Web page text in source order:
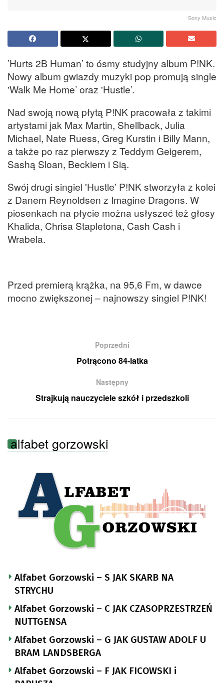
Sony Music
’Hurts 2B Human’ to ósmy studyjny album P!NK.
Nowy album gwiazdy muzyki pop promują single
'Walk Me Home’ oraz 'Hustle’.
Nad swoją nową płytą P!NK pracowała z takimi
artystami jak Max Martin, Shellback, Julia
Michael, Nate Ruess, Greg Kurstin i Billy Mann,
a także po raz pierwszy z Teddym Geigerem,
Sashą Sloan, Beckiem i Sią.
Swój drugi singiel 'Hustle’ P!NK stworzyła z kolei
z Danem Reynoldsen z Imagine Dragons. W
piosenkach na płycie można usłyszeć też głosy
Khalida, Chrisa Stapletona, Cash Cash i
Wrabela.
Przed premierą krążka, na 95,6 Fm, w dawce
mocno zwiększonej – najnowszy singiel P!NK!
Poprzedni
Potrącono 84-latka
Następny
Strajkują nauczyciele szkół i przedszkoli
alfabet gorzowski
Alfabet Gorzowski – S JAK SKARB NA
STRYCHU
Alfabet Gorzowski – C JAK CZASOPRZESTRZEŃ
NUTTGENSA
Alfabet Gorzowski – G JAK GUSTAW ADOLF U
BRAM LANDSBERGA
Alfabet Gorzowski – F JAK FICOWSKI i